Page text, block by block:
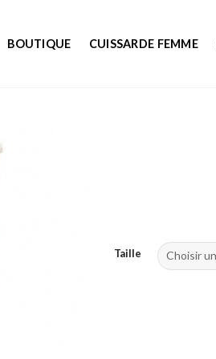
BOUTIQUE CUISSARDE FEMME
Taille